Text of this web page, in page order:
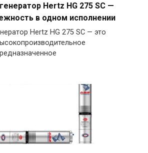
Hertz HG 275 SC —
в одном исполнении
Hertz HG 275 SC — это